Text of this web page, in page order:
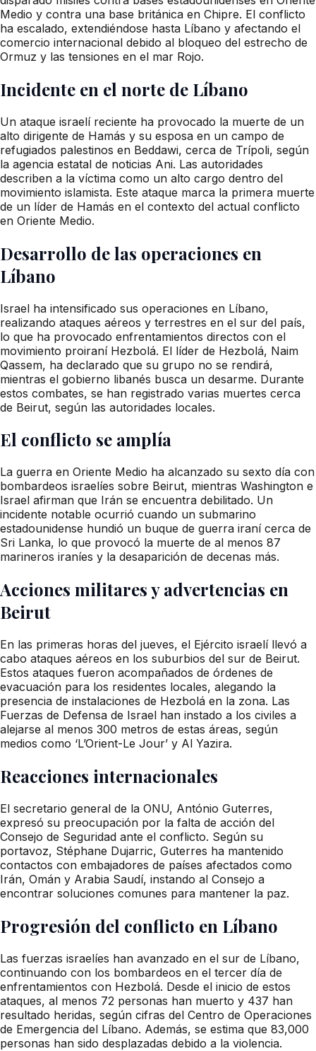
Medio y contra una base británica en Chipre. El conflicto
ha escalado, extendiéndose hasta Líbano y afectando el
comercio internacional debido al bloqueo del estrecho de
Ormuz y las tensiones en el mar Rojo.
Incidente en el norte de Líbano
Un ataque israelí reciente ha provocado la muerte de un
alto dirigente de Hamás y su esposa en un campo de
refugiados palestinos en Beddawi, cerca de Trípoli, según
la agencia estatal de noticias Ani. Las autoridades
describen a la víctima como un alto cargo dentro del
movimiento islamista. Este ataque marca la primera muerte
de un líder de Hamás en el contexto del actual conflicto
en Oriente Medio.
Desarrollo de las operaciones en
Líbano
Israel ha intensificado sus operaciones en Líbano,
realizando ataques aéreos y terrestres en el sur del país,
lo que ha provocado enfrentamientos directos con el
movimiento proiraní Hezbolá. El líder de Hezbolá, Naim
Qassem, ha declarado que su grupo no se rendirá,
mientras el gobierno libanés busca un desarme. Durante
estos combates, se han registrado varias muertes cerca
de Beirut, según las autoridades locales.
El conflicto se amplía
La guerra en Oriente Medio ha alcanzado su sexto día con
bombardeos israelíes sobre Beirut, mientras Washington e
Israel afirman que Irán se encuentra debilitado. Un
incidente notable ocurrió cuando un submarino
estadounidense hundió un buque de guerra iraní cerca de
Sri Lanka, lo que provocó la muerte de al menos 87
marineros iraníes y la desaparición de decenas más.
Acciones militares y advertencias en
Beirut
En las primeras horas del jueves, el Ejército israelí llevó a
cabo ataques aéreos en los suburbios del sur de Beirut.
Estos ataques fueron acompañados de órdenes de
evacuación para los residentes locales, alegando la
presencia de instalaciones de Hezbolá en la zona. Las
Fuerzas de Defensa de Israel han instado a los civiles a
alejarse al menos 300 metros de estas áreas, según
medios como ‘L’Orient-Le Jour’ y Al Yazira.
Reacciones internacionales
El secretario general de la ONU, António Guterres,
expresó su preocupación por la falta de acción del
Consejo de Seguridad ante el conflicto. Según su
portavoz, Stéphane Dujarric, Guterres ha mantenido
contactos con embajadores de países afectados como
Irán, Omán y Arabia Saudí, instando al Consejo a
encontrar soluciones comunes para mantener la paz.
Progresión del conflicto en Líbano
Las fuerzas israelíes han avanzado en el sur de Líbano,
continuando con los bombardeos en el tercer día de
enfrentamientos con Hezbolá. Desde el inicio de estos
ataques, al menos 72 personas han muerto y 437 han
resultado heridas, según cifras del Centro de Operaciones
de Emergencia del Líbano. Además, se estima que 83,000
personas han sido desplazadas debido a la violencia.